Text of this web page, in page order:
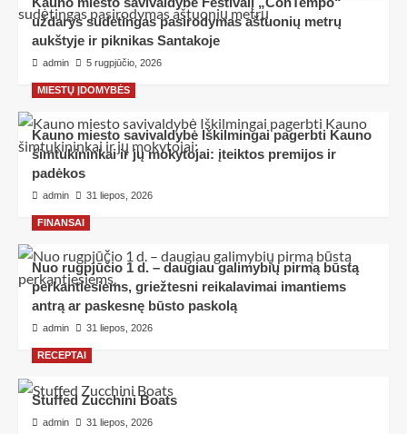
uždarys sudėtingas pasirodymas aštuonių metrų
aukštyje ir piknikas Santakoje
admin 5 rugpjūčio, 2026
MIESTŲ ĮDOMYBĖS
Kauno miesto savivaldybė Iškilmingai pagerbti Kauno
šimtukininkai ir jų mokytojai: įteiktos premijos ir
padėkos
admin 31 liepos, 2026
FINANSAI
Nuo rugpjūčio 1 d. – daugiau galimybių pirmą būstą
perkantiesiems, griežtesni reikalavimai imantiems
antrą ar paskesnę būsto paskolą
admin 31 liepos, 2026
RECEPTAI
Stuffed Zucchini Boats
admin 31 liepos, 2026